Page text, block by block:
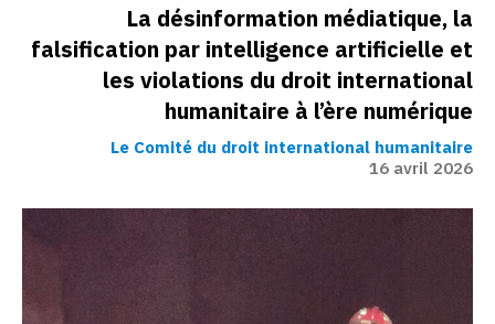
La désinformation médiatique, la
falsification par intelligence artificielle et
les violations du droit international
humanitaire à l’ère numérique
Le Comité du droit international humanitaire
16 avril 2026